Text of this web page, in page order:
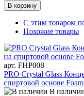
В корзину
С этим товаром
Похожие товары
арт. FHP008
PRO Crystal Glass
спиртовой основе
В